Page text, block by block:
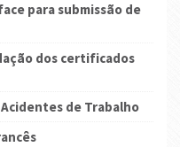
para submissão de
dos certificados
de Trabalho